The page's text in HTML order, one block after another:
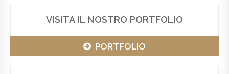
VISITA IL NOSTRO PORTFOLIO
PORTFOLIO